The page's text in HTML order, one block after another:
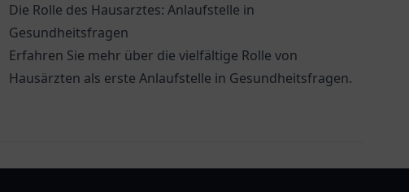
Die Rolle des Hausarztes: Anlaufstelle in
Gesundheitsfragen
Erfahren Sie mehr über die vielfältige Rolle von
Hausärzten als erste Anlaufstelle in Gesundheitsfragen.